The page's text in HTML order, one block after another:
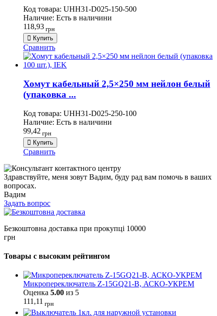
Код товара: UHH31-D025-150-500
Наличие: Есть в наличини
118,93 грн
Купить
Сравнить
Хомут кабельный 2,5×250 мм нейлон белый
(упаковка ...
Код товара: UHH31-D025-250-100
Наличие: Есть в наличини
99,42 грн
Купить
Сравнить
Здравствуйте, меня зовут Вадим, буду рад вам помочь в ваших
вопросах.
Вадим
Задать вопрос
Безкоштовна доставка при прокупці 10000
грн
Товары с высоким рейтингом
Микропереключатель Z-15GQ21-B, АСКО-УКРЕМ
Оценка 5.00 из 5
111,11 грн